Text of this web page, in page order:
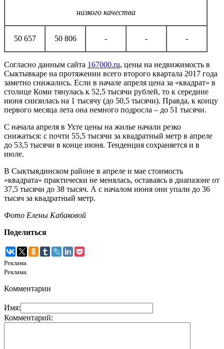
низкого качества
50 657 50 806 - - -
Согласно данным сайта 167000.ru, цены на недвижимость в
Сыктывкаре на протяжении всего второго квартала 2017 года
заметно снижались. Если в начале апреля цена за «квадрат» в
столице Коми тянулась к 52,5 тысячи рублей, то к середине
июня снизилась на 1 тысячу (до 50,5 тысячи). Правда, к концу
первого месяца лета она немного подросла – до 51 тысячи.
С начала апреля в Ухте цены на жилье начали резко
снижаться: с почти 55,5 тысячи за квадратный метр в апреле
до 53,5 тысячи в конце июня. Тенденция сохраняется и в
июле.
В Сыктывдинском районе в апреле и мае стоимость
«квадрата» практически не менялась, оставаясь в диапазоне от
37,5 тысячи до 38 тысяч. А с началом июня они упали до 36
тысяч за квадратный метр.
Фото Елены Кабаковой
Поделиться
Реклама.
Реклама.
Комментарии
Имя:
Комментарий: